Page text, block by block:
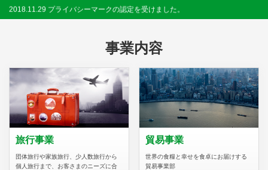
2018.11.29 プライバシーマークの認定を受けました。
2017.04.04 韓国の光州広域市、光州広域市観光協会と３者間で日本人観光
客誘致に関する業務提携を行いました。
2017.02.01 ホームページをリニューアルしました。
ました。
事業内容
旅行事業
団体旅行や家族旅行、少人数旅行から
個人旅行まで、お客さまのニーズに合
貿易事業
世界の食糧と幸せを食卓にお届けする
貿易事業部